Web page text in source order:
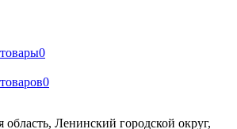
0
0
область, Ленинский городской округ,